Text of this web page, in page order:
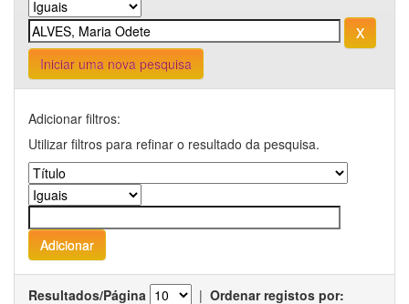
Iniciar uma nova pesquisa
Adicionar filtros:
Utilizar filtros para refinar o resultado da pesquisa.
Resultados/Página | Ordenar registos por: